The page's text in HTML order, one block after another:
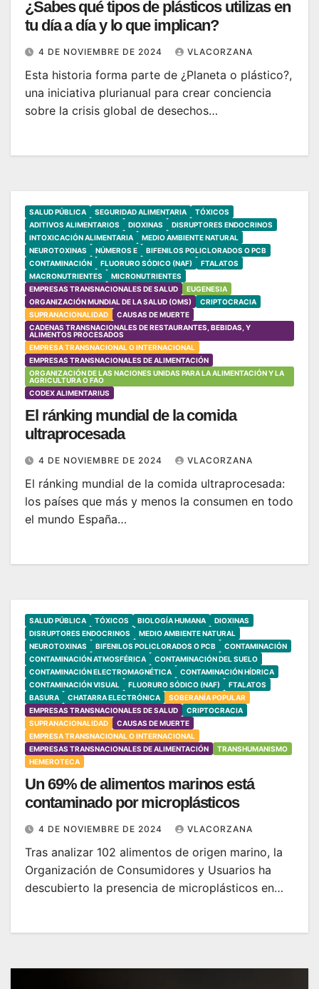
¿Sabes qué tipos de plásticos utilizas en
tu día a día y lo que implican?
4 DE NOVIEMBRE DE 2024 VLACORZANA
Esta historia forma parte de ¿Planeta o plástico?,
una iniciativa plurianual para crear conciencia
sobre la crisis global de desechos…
SALUD PÚBLICA SEGURIDAD ALIMENTARIA
TÓXICOS
ADITIVOS ALIMENTARIOS
DIOXINAS
DISRUPTORES ENDOCRINOS
INTOXICACIÓN ALIMENTARIA
MEDIO AMBIENTE NATURAL
NEUROTOXINAS
NÚMEROS E
BIFENILOS POLICLORADOS O PCB
CONTAMINACIÓN
FLUORURO SÓDICO (NAF)
FTALATOS
MACRONUTRIENTES
MICRONUTRIENTES
EMPRESAS TRANSNACIONALES DE SALUD
EUGENESIA
ORGANIZACIÓN MUNDIAL DE LA SALUD (OMS)
CRIPTOCRACIA
SUPRANACIONALIDAD
CAUSAS DE MUERTE
CADENAS TRANSNACIONALES DE RESTAURANTES, BEBIDAS, Y
ALIMENTOS PROCESADOS
EMPRESA TRANSNACIONAL O INTERNACIONAL
EMPRESAS TRANSNACIONALES DE ALIMENTACIÓN
ORGANIZACIÓN DE LAS NACIONES UNIDAS PARA LA ALIMENTACIÓN Y LA
AGRICULTURA O FAO
CODEX ALIMENTARIUS
El ránking mundial de la comida
ultraprocesada
4 DE NOVIEMBRE DE 2024 VLACORZANA
El ránking mundial de la comida ultraprocesada:
los países que más y menos la consumen en todo
el mundo España…
SALUD PÚBLICA TÓXICOS BIOLOGÍA HUMANA
DIOXINAS
DISRUPTORES ENDOCRINOS
MEDIO AMBIENTE NATURAL
NEUROTOXINAS
BIFENILOS POLICLORADOS O PCB
CONTAMINACIÓN
CONTAMINACIÓN ATMOSFÉRICA
CONTAMINACIÓN DEL SUELO
CONTAMINACIÓN ELECTROMAGNÉTICA
CONTAMINACIÓN HÍDRICA
CONTAMINACIÓN VISUAL
FLUORURO SÓDICO (NAF)
FTALATOS
BASURA
CHATARRA ELECTRÓNICA
SOBERANÍA POPULAR
EMPRESAS TRANSNACIONALES DE SALUD
CRIPTOCRACIA
SUPRANACIONALIDAD
CAUSAS DE MUERTE
EMPRESA TRANSNACIONAL O INTERNACIONAL
EMPRESAS TRANSNACIONALES DE ALIMENTACIÓN
TRANSHUMANISMO
HEMEROTECA
Un 69% de alimentos marinos está
contaminado por microplásticos
4 DE NOVIEMBRE DE 2024 VLACORZANA
Tras analizar 102 alimentos de origen marino, la
Organización de Consumidores y Usuarios ha
descubierto la presencia de microplásticos en…